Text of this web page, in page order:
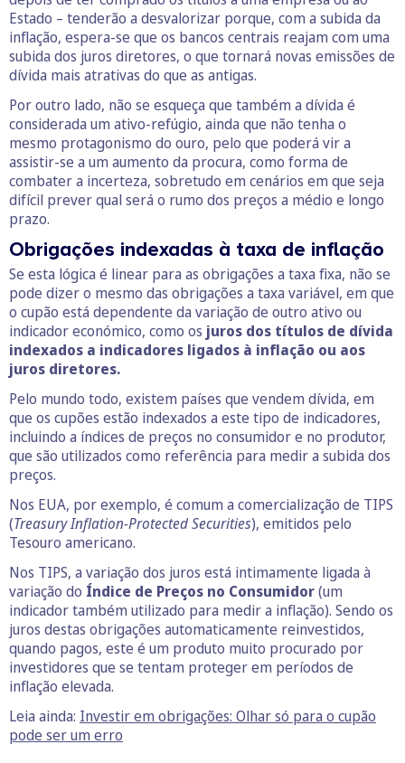
Estado – tenderão a desvalorizar porque, com a subida da
inflação, espera-se que os bancos centrais reajam com uma
subida dos juros diretores, o que tornará novas emissões de
dívida mais atrativas do que as antigas.
Por outro lado, não se esqueça que também a dívida é
considerada um ativo-refúgio, ainda que não tenha o
mesmo protagonismo do ouro, pelo que poderá vir a
assistir-se a um aumento da procura, como forma de
combater a incerteza, sobretudo em cenários em que seja
difícil prever qual será o rumo dos preços a médio e longo
prazo.
Obrigações indexadas à taxa de inflação
Se esta lógica é linear para as obrigações a taxa fixa, não se
pode dizer o mesmo das obrigações a taxa variável, em que
o cupão está dependente da variação de outro ativo ou
indicador económico, como os juros dos títulos de dívida
indexados a indicadores ligados à inflação ou aos
juros diretores.
Pelo mundo todo, existem países que vendem dívida, em
que os cupões estão indexados a este tipo de indicadores,
incluindo a índices de preços no consumidor e no produtor,
que são utilizados como referência para medir a subida dos
preços.
Nos EUA, por exemplo, é comum a comercialização de TIPS
(Treasury Inflation-Protected Securities), emitidos pelo
Tesouro americano.
Nos TIPS, a variação dos juros está intimamente ligada à
variação do Índice de Preços no Consumidor(um
indicador também utilizado para medir a inflação). Sendo os
juros destas obrigações automaticamente reinvestidos,
quando pagos, este é um produto muito procurado por
investidores que se tentam proteger em períodos de
inflação elevada.
Leia ainda: Investir em obrigações: Olhar só para o cupão
pode ser um erro